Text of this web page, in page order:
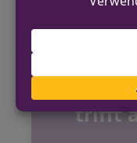
trifft